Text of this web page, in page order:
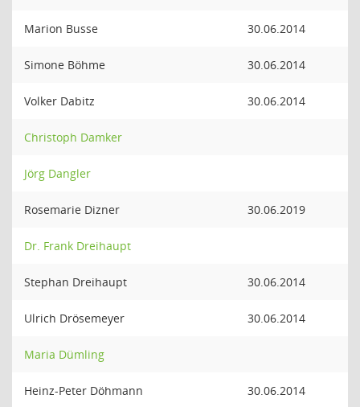
Marion Busse 30.06.2014
Simone Böhme 30.06.2014
Volker Dabitz 30.06.2014
Christoph Damker
Jörg Dangler
Rosemarie Dizner 30.06.2019
Dr. Frank Dreihaupt
Stephan Dreihaupt 30.06.2014
Ulrich Drösemeyer 30.06.2014
Maria Dümling
Heinz-Peter Döhmann 30.06.2014